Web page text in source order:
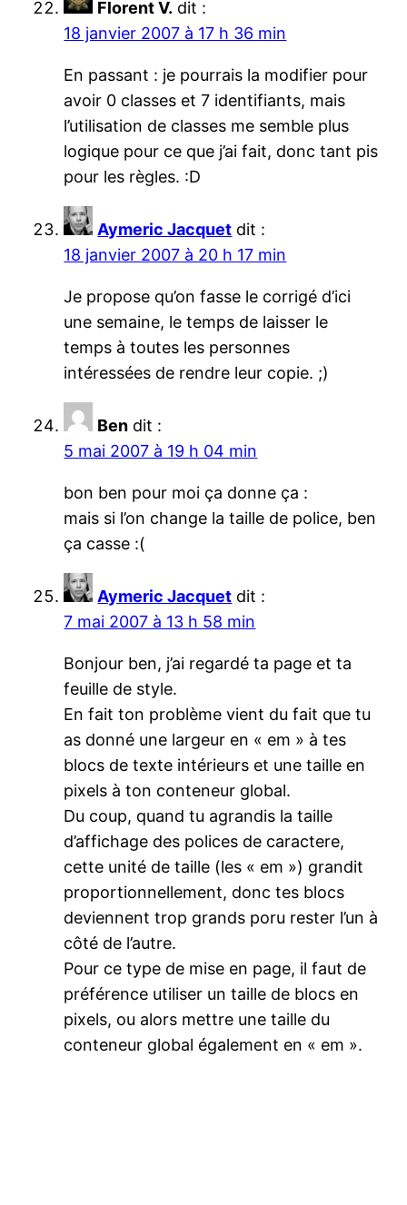
Florent V. dit :
18 janvier 2007 à 17 h 36 min
En passant : je pourrais la modifier pour
avoir 0 classes et 7 identifiants, mais
l’utilisation de classes me semble plus
logique pour ce que j’ai fait, donc tant pis
pour les règles. :D
Aymeric Jacquet dit :
18 janvier 2007 à 20 h 17 min
Je propose qu’on fasse le corrigé d’ici
une semaine, le temps de laisser le
temps à toutes les personnes
intéressées de rendre leur copie. ;)
Ben dit :
5 mai 2007 à 19 h 04 min
bon ben pour moi ça donne ça :
mais si l’on change la taille de police, ben
ça casse :(
Aymeric Jacquet dit :
7 mai 2007 à 13 h 58 min
Bonjour ben, j’ai regardé ta page et ta
feuille de style.
En fait ton problème vient du fait que tu
as donné une largeur en « em » à tes
blocs de texte intérieurs et une taille en
pixels à ton conteneur global.
Du coup, quand tu agrandis la taille
d’affichage des polices de caractere,
cette unité de taille (les « em ») grandit
proportionnellement, donc tes blocs
deviennent trop grands poru rester l’un à
côté de l’autre.
Pour ce type de mise en page, il faut de
préférence utiliser un taille de blocs en
pixels, ou alors mettre une taille du
conteneur global également en « em ».